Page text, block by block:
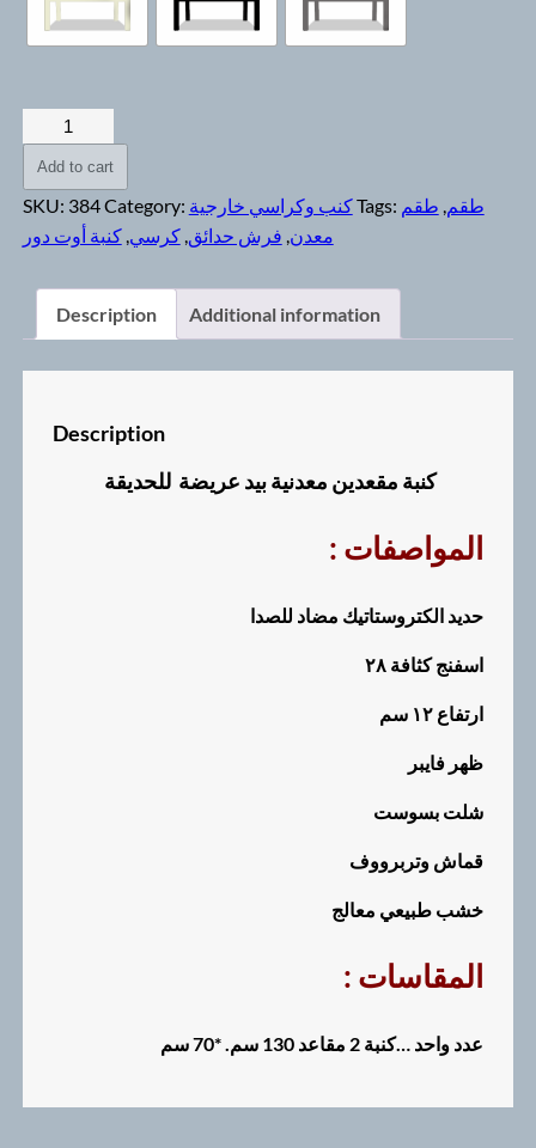
مقعدين
معدني
بيد
عريضة
Add to cart
SKU: 384Category: كنب وكراسي خارجيةTags: طقم, طقم
معدن, فرش حدائق,كرسي,كنبة أوت دور
Description Additional information
Description
كنبة مقعدين معدنية بيد عريضة للحديقة
: المواصفات
حديد الكتروستاتيك مضاد للصدا
اسفنج كثافة ٢٨
ارتفاع ١٢ سم
ظهر فايبر
شلت بسوست
قماش وتربرووف
خشب طبيعي معالج
: المقاسات
عدد واحد …كنبة 2 مقاعد 130 سم. *70 سم